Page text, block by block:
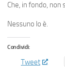
Che, in fondo, non
Nessuno lo è.
Condividi:
Tweet